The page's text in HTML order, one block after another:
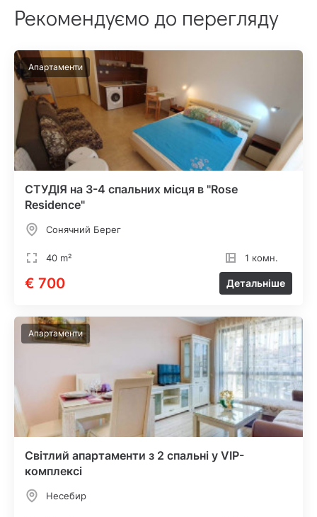
Рекомендуємо до перегляду
Апартаменти
СТУДІЯ на 3-4 спальних місця в "Rose
Residence"
Сонячний Берег
40 m² 1 комн.
€ 700 Детальніше
Апартаменти
Світлий апартаменти з 2 спальні у VIP-
комплексі
Несебир